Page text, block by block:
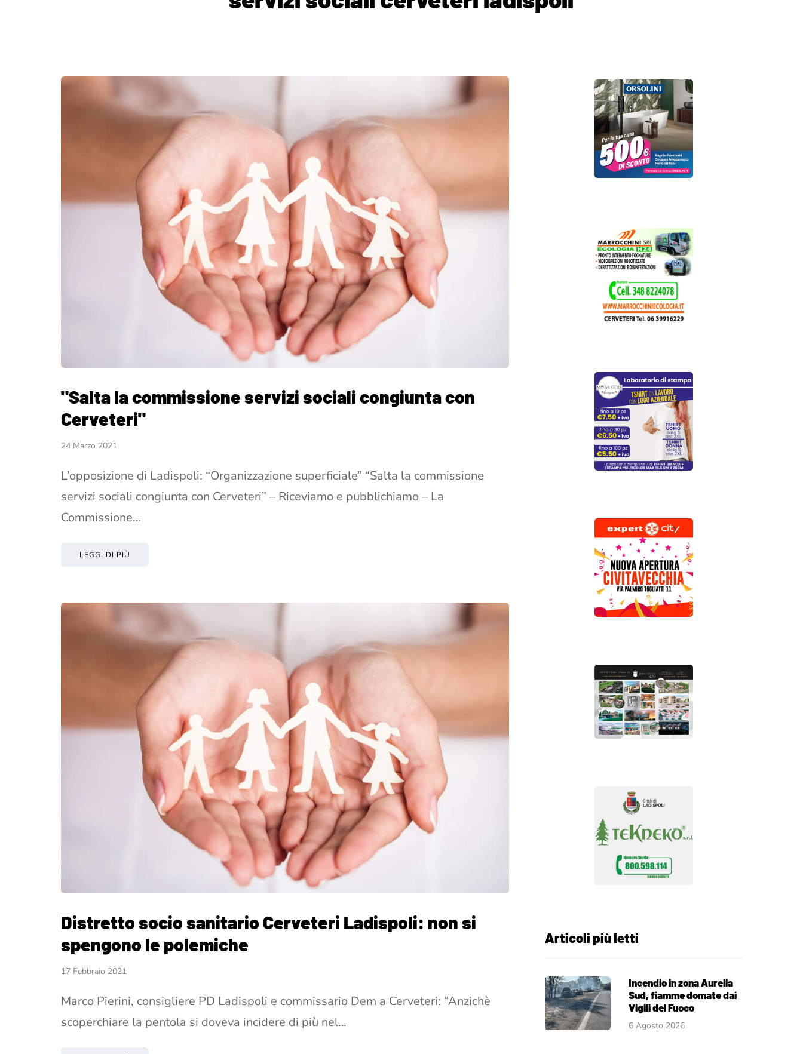
"Salta la commissione servizi sociali congiunta con
Cerveteri"
24 Marzo 2021
L’opposizione di Ladispoli: “Organizzazione superficiale” “Salta la commissione
servizi sociali congiunta con Cerveteri” – Riceviamo e pubblichiamo – La
Commissione…
LEGGI DI PIÙ
Distretto socio sanitario Cerveteri Ladispoli: non si
spengono le polemiche
17 Febbraio 2021
Marco Pierini, consigliere PD Ladispoli e commissario Dem a Cerveteri: “Anzichè
scoperchiare la pentola si doveva incidere di più nel…
Articoli più letti
Incendio in zona Aurelia
Sud, fiamme domate dai
Vigili del Fuoco
6 Agosto 2026